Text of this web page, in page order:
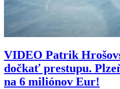
VIDEO Patrik
dočkať prestupu.
na 6 miliónov Eur!